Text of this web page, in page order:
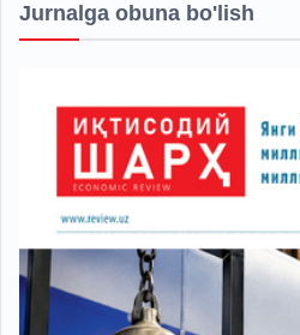
Jurnalga obuna bo'lish